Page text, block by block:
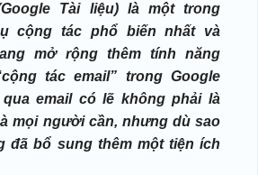
Tài liệu) là một trong
cộng tác phổ biến nhất và
mở rộng thêm tính năng
tác email” trong Google
email có lẽ không phải là
mọi người cần, nhưng dù sao
đã bổ sung thêm một tiện ích